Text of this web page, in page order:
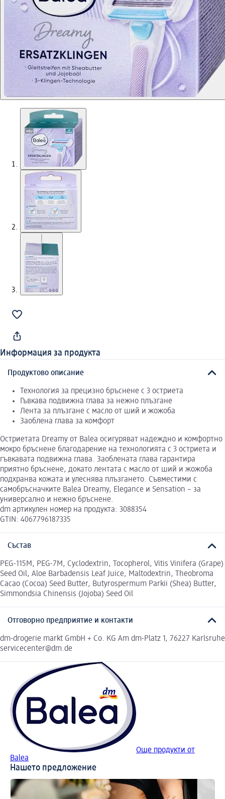
Информация за продукта
Продуктово описание
Технология за прецизно бръснене с 3 остриета
Гъвкава подвижна глава за нежно плъзгане
Лента за плъзгане с масло от ший и жожоба
Заоблена глава за комфорт
Остриетата Dreamy от Balea осигуряват надеждно и комфортно
мокро бръснене благодарение на технологията с 3 остриета и
гъвкавата подвижна глава. Заоблената глава гарантира
приятно бръснене, докато лентата с масло от ший и жожоба
подхранва кожата и улеснява плъзгането. Съвместими с
самобръсначките Balea Dreamy, Elegance и Sensation – за
универсално и нежно бръснене.
dm артикулен номер на продукта: 3088354
GTIN: 4067796187335
Състав
PEG-115M, PEG-7M, Cyclodextrin, Tocopherol, Vitis Vinifera (Grape)
Seed Oil, Aloe Barbadensis Leaf Juice, Maltodextrin, Theobroma
Cacao (Cocoa) Seed Butter, Butyrospermum Parkii (Shea) Butter,
Simmondsia Chinensis (Jojoba) Seed Oil
Отговорно предприятие и контакти
dm-drogerie markt GmbH + Co. KG Am dm-Platz 1, 76227 Karlsruhe
servicecenter@dm.de
Още продукти от
Balea
Нашето предложение